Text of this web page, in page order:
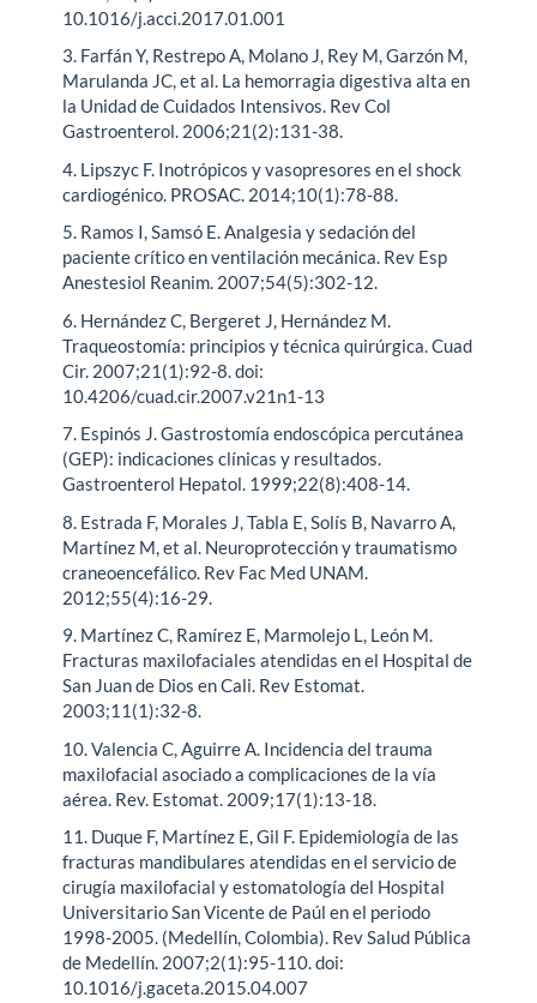
10.1016/j.acci.2017.01.001
3. Farfán Y, Restrepo A, Molano J, Rey M, Garzón M,
Marulanda JC, et al. La hemorragia digestiva alta en
la Unidad de Cuidados Intensivos. Rev Col
Gastroenterol. 2006;21(2):131-38.
4. Lipszyc F. Inotrópicos y vasopresores en el shock
cardiogénico. PROSAC. 2014;10(1):78-88.
5. Ramos I, Samsó E. Analgesia y sedación del
paciente crítico en ventilación mecánica. Rev Esp
Anestesiol Reanim. 2007;54(5):302-12.
6. Hernández C, Bergeret J, Hernández M.
Traqueostomía: principios y técnica quirúrgica. Cuad
Cir. 2007;21(1):92-8. doi:
10.4206/cuad.cir.2007.v21n1-13
7. Espinós J. Gastrostomía endoscópica percutánea
(GEP): indicaciones clínicas y resultados.
Gastroenterol Hepatol. 1999;22(8):408-14.
8. Estrada F, Morales J, Tabla E, Solís B, Navarro A,
Martínez M, et al. Neuroprotección y traumatismo
craneoencefálico. Rev Fac Med UNAM.
2012;55(4):16-29.
9. Martínez C, Ramírez E, Marmolejo L, León M.
Fracturas maxilofaciales atendidas en el Hospital de
San Juan de Dios en Cali. Rev Estomat.
2003;11(1):32-8.
10. Valencia C, Aguirre A. Incidencia del trauma
maxilofacial asociado a complicaciones de la vía
aérea. Rev. Estomat. 2009;17(1):13-18.
11. Duque F, Martínez E, Gil F. Epidemiología de las
fracturas mandibulares atendidas en el servicio de
cirugía maxilofacial y estomatología del Hospital
Universitario San Vicente de Paúl en el periodo
1998-2005. (Medellín, Colombia). Rev Salud Pública
de Medellín. 2007;2(1):95-110. doi:
10.1016/j.gaceta.2015.04.007